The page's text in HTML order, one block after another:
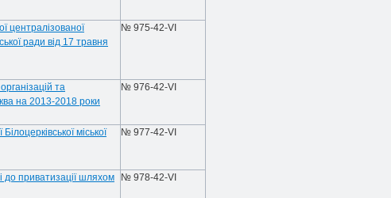
централізованої
ради від 17 травня
№ 975-42-VI
та
на 2013-2018 роки
№ 976-42-VI
міської
№ 977-42-VI
до приватизації шляхом
№ 978-42-VI